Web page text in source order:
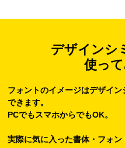
デザインシ
使っ
フォントのイメージはデザイ
できます。
PCでもスマホからでもOK。
実際に気に入った書体・フォ